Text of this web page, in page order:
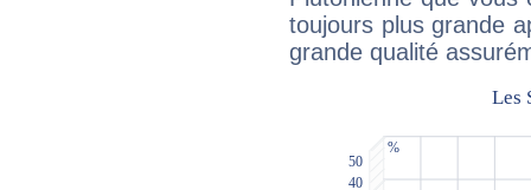
toujours plus grande
grande qualité